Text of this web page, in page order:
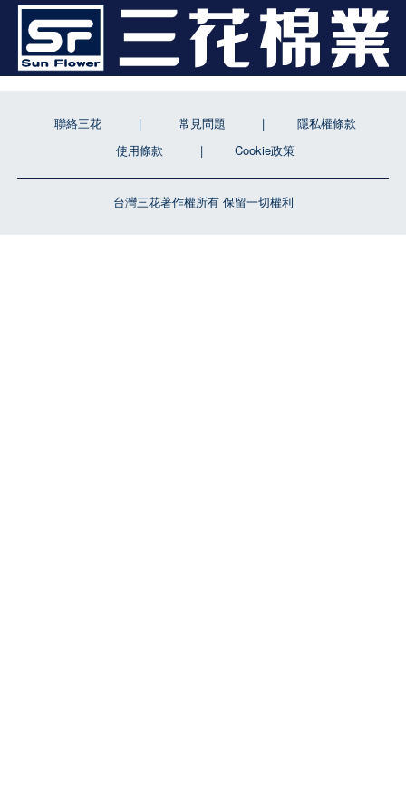
台灣三花著作權所有 保留一切權利
聯絡三花 常見問題
隱私權條款
使用條款
Cookie政策